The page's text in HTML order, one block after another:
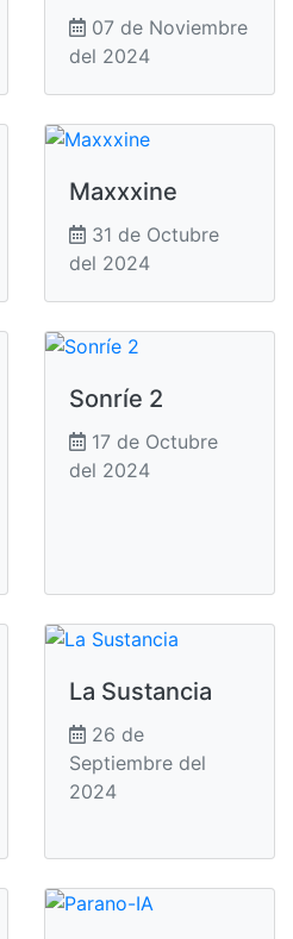
07 de Noviembre
del 2024
Maxxxine
31 de Octubre
del 2024
Sonríe 2
17 de Octubre
del 2024
La Sustancia
26 de
Septiembre del
2024